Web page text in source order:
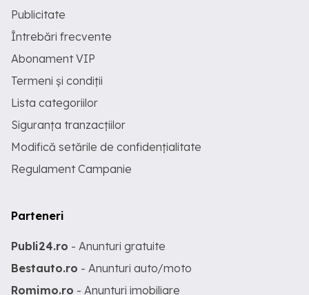
Publicitate
Întrebări frecvente
Abonament VIP
Termeni și condiții
Lista categoriilor
Siguranța tranzacțiilor
Modifică setările de confidențialitate
Regulament Campanie
Parteneri
Publi24.ro - Anunturi gratuite
Bestauto.ro - Anunturi auto/moto
Romimo.ro - Anunturi imobiliare